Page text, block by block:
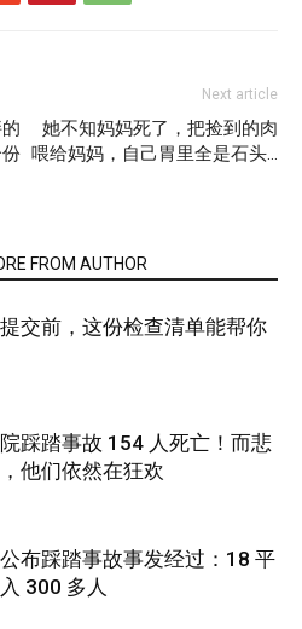
Next article
她不知妈妈死了，把捡到的肉
喂给妈妈，自己胃里全是石头…
FROM AUTHOR
交前，这份检查清单能帮你
踩踏事故 154 人死亡！而悲
他们依然在狂欢
布踩踏事故事发经过：18 平
300 多人